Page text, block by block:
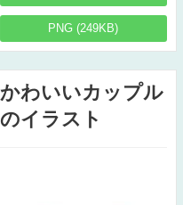
PNG (249KB)
かわいいカップル
のイラスト